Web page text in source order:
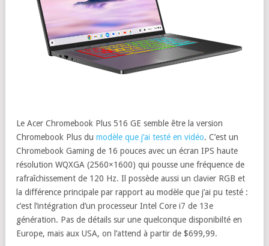
Le Acer Chromebook Plus 516 GE semble être la version
Chromebook Plus du modèle que j’ai testé en vidéo. C’est un
Chromebook Gaming de 16 pouces avec un écran IPS haute
résolution WQXGA (2560×1600) qui pousse une fréquence de
rafraîchissement de 120 Hz. Il possède aussi un clavier RGB et
la différence principale par rapport au modèle que j’ai pu testé :
c’est l’intégration d’un processeur Intel Core i7 de 13e
génération. Pas de détails sur une quelconque disponibilté en
Europe, mais aux USA, on l’attend à partir de $699,99.